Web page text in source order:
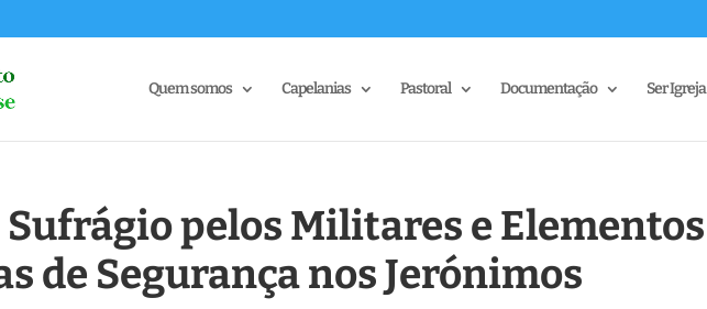
Quem somos Capelanias Pastoral Documentação Ser Igreja
Sufrágio pelos Militares e Elementos
de Segurança nos Jerónimos